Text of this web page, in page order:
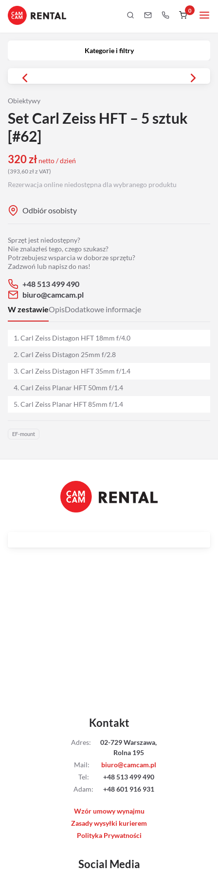
0
Kategorie i filtry
Obiektywy
Set Carl Zeiss HFT – 5 sztuk
[#62]
320zł netto / dzień
(393,60złz VAT)
Rezerwacja online niedostępna dla wybranego produktu
Odbiór osobisty
Sprzęt jest niedostępny?
Nie znalazłeś tego, czego szukasz?
Potrzebujesz wsparcia w doborze sprzętu?
Zadzwoń lub napisz do nas!
+48 513 499 490
biuro@camcam.pl
W zestawieOpisDodatkowe informacje
1. Carl Zeiss Distagon HFT 18mm f/4.0
2. Carl Zeiss Distagon 25mm f/2.8
3. Carl Zeiss Distagon HFT 35mm f/1.4
4. Carl Zeiss Planar HFT 50mm f/1.4
5. Carl Zeiss Planar HFT 85mm f/1.4
EF-mount
Kategorie i filtry
Obiektywy
Oświetlenie
Podgląd
Drony
Audio
Grip
Hot Head
Kontakt
Adres:
02-729 Warszawa,
Rolna 195
Mail:
biuro@camcam.pl
Tel:
+48 513 499 490
Adam: +48 601 916 931
Wzór umowy wynajmu
Zasady wysyłki kurierem
Polityka Prywatności
Social Media